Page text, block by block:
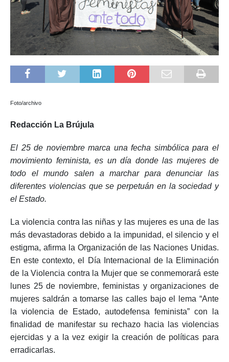
Foto/archivo
Redacción La Brújula
El 25 de noviembre marca una fecha simbólica para el
movimiento feminista, es un día donde las mujeres de
todo el mundo salen a marchar para denunciar las
diferentes violencias que se perpetuán en la sociedad y
el Estado.
La violencia contra las niñas y las mujeres es una de las
más devastadoras debido a la impunidad, el silencio y el
estigma, afirma la Organización de las Naciones Unidas.
En este contexto, e l Día Internacional de la Eliminación
de la Violencia contra la Mujer que se conmemorará este
lunes 25 de noviembre, feministas y organizaciones de
mujeres saldrán a tomarse las calles bajo el lema “Ante
la violencia de Estado, autodefensa feminista” con la
finalidad de manifestar su rechazo hacia las violencias
ejercidas y a la vez exigir la creación de políticas para
erradicarlas.